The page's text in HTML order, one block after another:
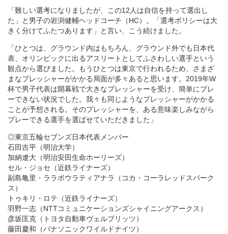
「難しい選考になりましたが、この12人は自信を持って選出し
た」と男子の岩渕健輔ヘッドコーチ（HC）。「選考ポリシーは大
きく分けてふたつあります」と言い、こう続けました。
「ひとつは、グラウンド内はもちろん、グラウンド外でも日本代
表、オリンピックに出るアスリートとしてふさわしい選手という
観点から選びました。もうひとつは東京で行われるため、さまざ
まなプレッシャーがかかる局面が多々あると思います。2019年W
杯で男子代表は開幕戦で大きなプレッシャーを受け、簡単にプレ
ーできない状況でした。我々も同じようなプレッシャーがかかる
ことが予想される。そのプレッシャーを、ある意味楽しみながら
プレーできる選手を選ばせていただきました」
◎東京五輪セブンズ日本代表メンバー
石田吉平（明治大学）
加納遼大（明治安田生命ホーリーズ）
セル・ジョセ（近鉄ライナーズ）
副島亀里・ララボウラティアナラ（コカ・コーラレッドスパーク
ス）
トゥキリ・ロテ（近鉄ライナーズ）
羽野一志（NTTコミュニケーションズシャイニングアークス）
彦坂匡克（トヨタ自動車ヴェルブリッツ）
藤田慶和（パナソニックワイルドナイツ）